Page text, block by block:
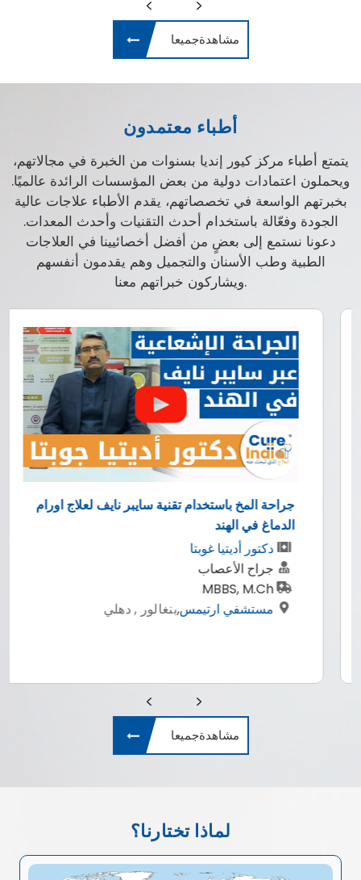
مشاهدةجميعا
أطباء معتمدون
يتمتع أطباء مركز كيور إنديا بسنوات من الخبرة في مجالاتهم،
ويحملون اعتمادات دولية من بعض المؤسسات الرائدة عالميًا.
بخبرتهم الواسعة في تخصصاتهم، يقدم الأطباء علاجات عالية
الجودة وفعّالة باستخدام أحدث التقنيات وأحدث المعدات.
دعونا نستمع إلى بعضٍ من أفضل أخصائيينا في العلاجات
الطبية وطب الأسنان والتجميل وهم يقدمون أنفسهم
ويشاركون خبراتهم معنا.
جراحة المخ باستخدام تقنية سايبر نايف لعلاج اورام
الدماغ في الهند
دكتور أديتيا غوبتا
جراح الأعصاب
MBBS, M.Ch
مستشفي ارتيمس,بنغالور , دهلي
مشاهدةجميعا
لماذا تختارنا؟